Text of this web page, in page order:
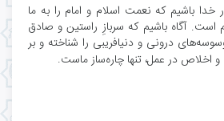
خدا باشیم که نعمت اسلام و امام را به ما
است. آگاه باشیم که سربازِ راستین و صادق
درونی و دنیافریبی را شناخته و بر
در عمل، تنها چاره‌ساز ماست.